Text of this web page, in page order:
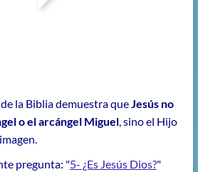
la Biblia demuestra queJesús no
o el arcángel Miguel, sino el Hijo
pregunta: "5- ¿Es Jesús Dios?"